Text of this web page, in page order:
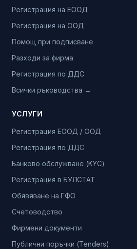
Регистрация на ЕООД
Регистрация на ООД
Помощ при подписване
Разходи за фирма
Регистрация по ДДС
Всички ръководства →
УСЛУГИ
Регистрация ЕООД / ООД
Регистрация по ДДС
Банково обслужване (KYC)
Регистрация в БУЛСТАТ
Обявяване на ГФО
Счетоводство
Фирмени документи
Публични поръчки (Tenders)